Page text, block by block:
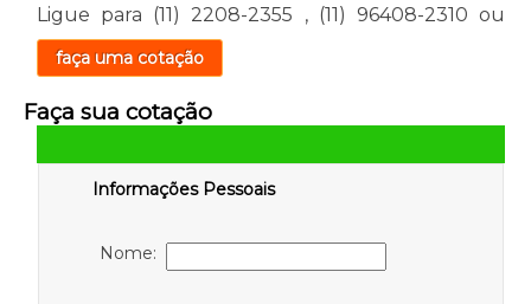
Ligue para (11) 2208-2355 , (11) 96408-2310 ou
faça uma cotação
Faça sua cotação
Informações Pessoais
Nome: